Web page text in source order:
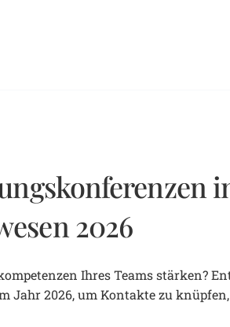
2026
Ihres Teams stärken?
Jahr 2026, um Kontakte zu